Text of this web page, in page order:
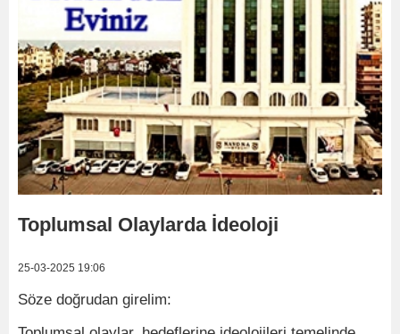
Toplumsal Olaylarda İdeoloji
25-03-2025 19:06
Söze doğrudan girelim: